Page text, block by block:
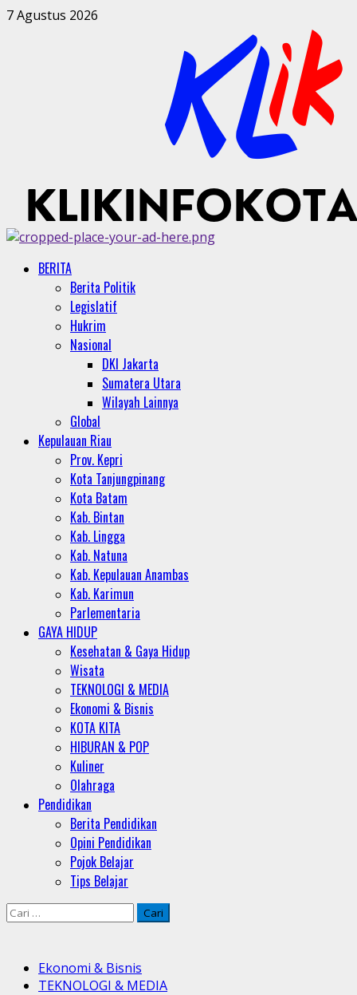
Skip
7 Agustus 2026
PrimaryBERITA
Berita Politik
Legislatif
Hukrim
Nasional
DKI Jakarta
Sumatera Utara
Wilayah Lainnya
Global
Kepulauan Riau
Prov. Kepri
Kota Tanjungpinang
Kota Batam
Kab. Bintan
Kab. Lingga
Kab. Natuna
Kab. Kepulauan Anambas
Kab. Karimun
Parlementaria
GAYA HIDUP
Kesehatan & Gaya Hidup
Wisata
TEKNOLOGI & MEDIA
Ekonomi & Bisnis
KOTA KITA
HIBURAN & POP
Kuliner
Olahraga
Pendidikan
Berita Pendidikan
Opini Pendidikan
Pojok Belajar
Tips Belajar
Cari
Ekonomi & Bisnis
TEKNOLOGI & MEDIA